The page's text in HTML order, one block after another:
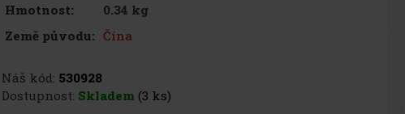
Hmotnost:
0.34 kg
Země původu: Čína
Náš kód: 530928
Dostupnost: Skladem (3 ks)